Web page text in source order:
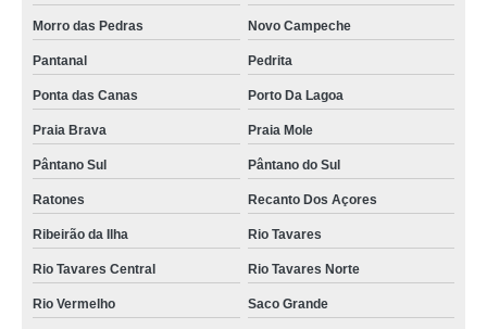
locação de cadeiras douradas para festas Barra da Lagoa
serviço de locação de cadeira de ferro para festas Barra da Lagoa
locação de cadeira dourada para festa empresa Campeche
locação de cadeira de ferro branca para festas Campeche Sul
onde faz locação de cadeira de ferro branca para festas Estreito
locação de cadeira dourada para festas empresa Costeira do Pirajubaé
serviço de locação de cadeira dourada para festas Anitápolis, Garopaba
onde faz locação de cadeira para eventos Armação
locação de cadeira de ferro branca para festa Uribici
Morro das Pedras Novo Campeche
Pantanal Pedrita
Ponta das Canas Porto Da Lagoa
Praia Brava Praia Mole
Pântano Sul Pântano do Sul
Ratones Recanto Dos Açores
Ribeirão da Ilha Rio Tavares
Rio Tavares Central Rio Tavares Norte
Rio Vermelho Saco Grande